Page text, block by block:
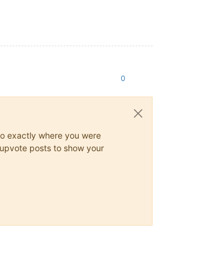
0
exactly where you were
posts to show your